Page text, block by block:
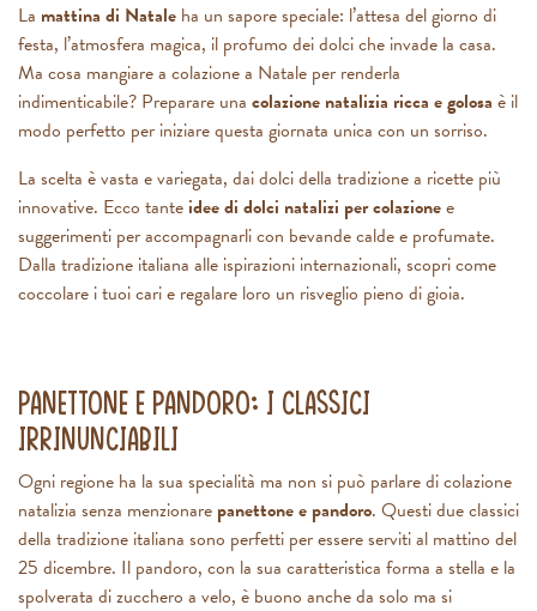
La mattina di Natale ha un sapore speciale: l’attesa del giorno di
festa, l’atmosfera magica, il profumo dei dolci che invade la casa.
Ma cosa mangiare a colazione a Natale per renderla
indimenticabile? Preparare una colazione natalizia ricca e golosa è il
modo perfetto per iniziare questa giornata unica con un sorriso.
La scelta è vasta e variegata, dai dolci della tradizione a ricette più
innovative. Ecco tante idee di dolci natalizi per colazionee
suggerimenti per accompagnarli con bevande calde e profumate.
Dalla tradizione italiana alle ispirazioni internazionali, scopri come
coccolare i tuoi cari e regalare loro un risveglio pieno di gioia.
Panettone e pandoro: i classici
irrinunciabili
Ogni regione ha la sua specialità ma non si può parlare di colazione
natalizia senza menzionare panettone e pandoro. Questi due classici
della tradizione italiana sono perfetti per essere serviti al mattino del
25 dicembre. Il pandoro, con la sua caratteristica forma a stella e la
spolverata di zucchero a velo, è buono anche da solo ma si